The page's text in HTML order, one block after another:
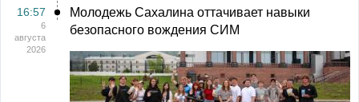
16:57
6
августа
2026
Молодежь Сахалина оттачивает навыки
безопасного вождения СИМ